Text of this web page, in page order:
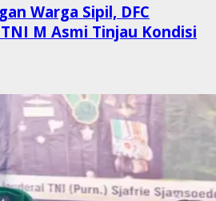
Warga Sipil, DFC
M Asmi Tinjau Kondisi